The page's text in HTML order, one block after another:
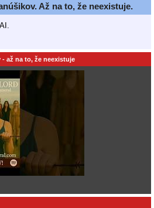
Až na to, že neexistuje.
až na to, že neexistuje